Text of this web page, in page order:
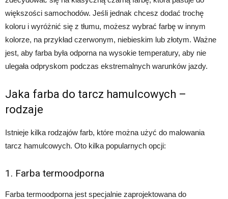
większości samochodów. Jeśli jednak chcesz dodać trochę
koloru i wyróżnić się z tłumu, możesz wybrać farbę w innym
kolorze, na przykład czerwonym, niebieskim lub złotym. Ważne
jest, aby farba była odporna na wysokie temperatury, aby nie
ulegała odpryskom podczas ekstremalnych warunków jazdy.
Jaka farba do tarcz hamulcowych –
rodzaje
Istnieje kilka rodzajów farb, które można użyć do malowania
tarcz hamulcowych. Oto kilka popularnych opcji:
1. Farba termoodporna
Farba termoodporna jest specjalnie zaprojektowana do